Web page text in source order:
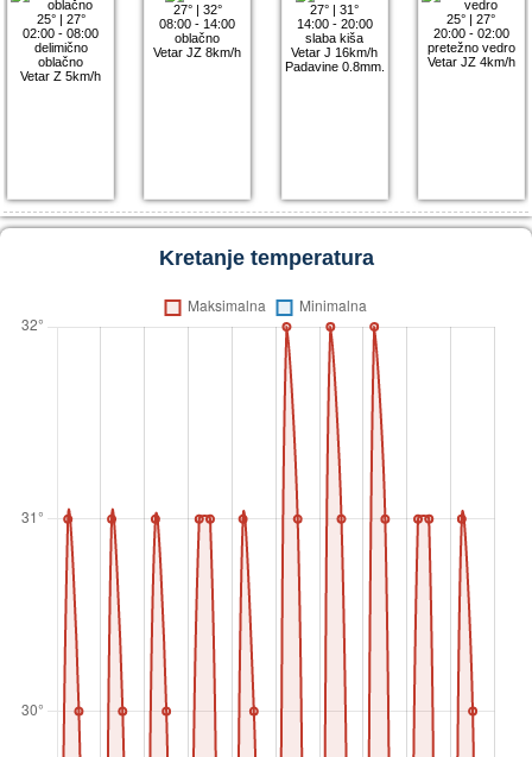
25°| 27°
02:00 - 08:00
delimično
oblačno
Vetar Z 5km/h
27°| 32°
08:00 - 14:00
oblačno
Vetar JZ 8km/h
27° |31°
14:00 - 20:00
slaba kiša
Vetar J 16km/h
Padavine 0.8mm.
25° |27°
20:00 - 02:00
pretežno vedro
Vetar JZ 4km/h
Kretanje temperatura